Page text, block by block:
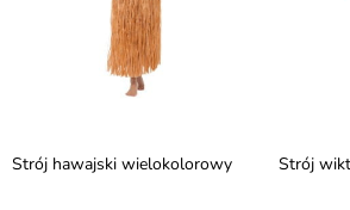
Strój hawajski wielokolorowy Strój